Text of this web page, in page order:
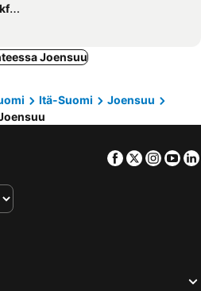
Joensuu
Itä-Suomi
Joensuu
Facebook
Twitter